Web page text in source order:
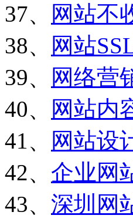
37、
网站不
38、
网站
39、
网络营
40、
网站内
41、
网站设
42、 企业网
43、 深圳网